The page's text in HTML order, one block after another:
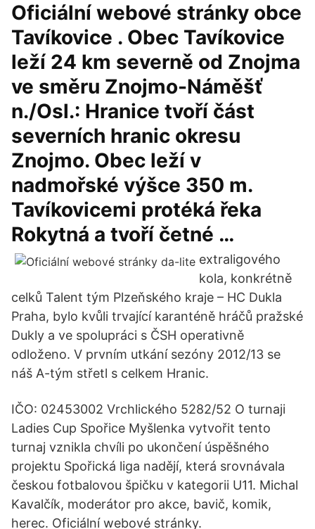
Oficiální webové stránky obce
Tavíkovice . Obec Tavíkovice
leží 24 km severně od Znojma
ve směru Znojmo-Náměšť
n./Osl.: Hranice tvoří část
severních hranic okresu
Znojmo. Obec leží v
nadmořské výšce 350 m.
Tavíkovicemi protéká řeka
Rokytná a tvoří četné …
extraligového
kola, konkrétně
celků Talent tým Plzeňského kraje – HC Dukla
Praha, bylo kvůli trvající karanténě hráčů pražské
Dukly a ve spolupráci s ČSH operativně
odloženo. V prvním utkání sezóny 2012/13 se
náš A-tým střetl s celkem Hranic.
IČO: 02453002 Vrchlického 5282/52 O turnaji
Ladies Cup Spořice Myšlenka vytvořit tento
turnaj vznikla chvíli po ukončení úspěšného
projektu Spořická liga nadějí, která srovnávala
českou fotbalovou špičku v kategorii U11. Michal
Kavalčík, moderátor pro akce, bavič, komik,
herec. Oficiální webové stránky.